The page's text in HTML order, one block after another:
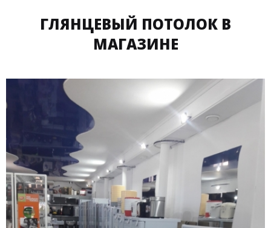
ГЛЯНЦЕВЫЙ ПОТОЛОК В
МАГАЗИНЕ